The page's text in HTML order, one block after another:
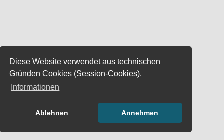
Diese Website verwendet aus technischen
Gründen Cookies (Session-Cookies).
Informationen
Ablehnen Annehmen